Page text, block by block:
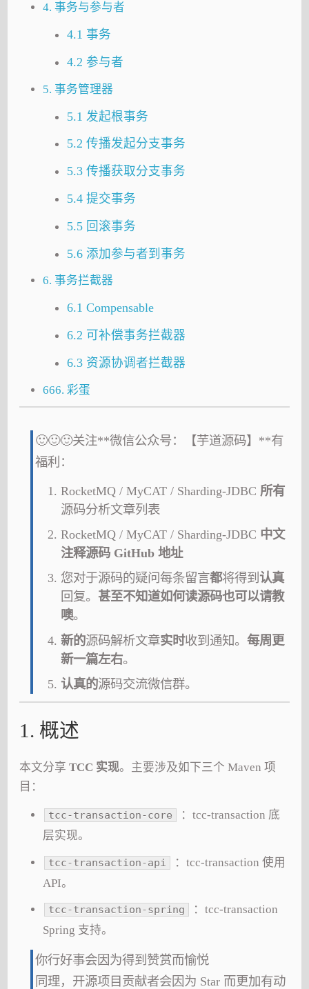
4. 事务与参与者
4.1 事务
4.2 参与者
5. 事务管理器
5.1 发起根事务
5.2 传播发起分支事务
5.3 传播获取分支事务
5.4 提交事务
5.5 回滚事务
5.6 添加参与者到事务
6. 事务拦截器
6.1 Compensable
6.2 可补偿事务拦截器
6.3 资源协调者拦截器
666. 彩蛋
🙂🙂🙂关注**微信公众号：【芋道源码】**有
福利：
RocketMQ / MyCAT / Sharding-JDBC 所有
源码分析文章列表
RocketMQ / MyCAT / Sharding-JDBC 中文
注释源码 GitHub 地址
您对于源码的疑问每条留言都将得到 认真
回复。 甚至不知道如何读源码也可以请教
噢。
新的源码解析文章实时收到通知。每周更
新一篇左右。
认真的源码交流微信群。
1. 概述
本文分享TCC 实现。主要涉及如下三个 Maven 项
目：
tcc-transaction-core
：tcc-transaction 底
层实现。
tcc-transaction-api
：tcc-transaction 使用
API。
tcc-transaction-spring
：tcc-transaction
Spring 支持。
你行好事会因为得到赞赏而愉悦
同理，开源项目贡献者会因为 Star 而更加有动